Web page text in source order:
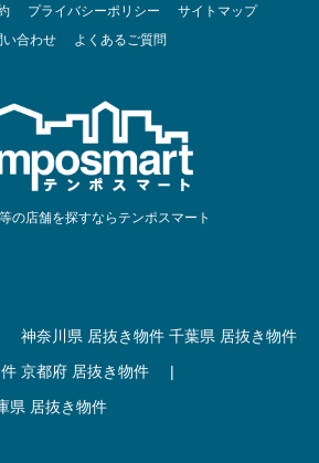
プライバシーポリシー
サイトマップ
い合わせ
よくあるご質問
の店舗を探すならテンポスマート
神奈川県 居抜き物件 千葉県 居抜き物件
京都府 居抜き物件
|
県 居抜き物件